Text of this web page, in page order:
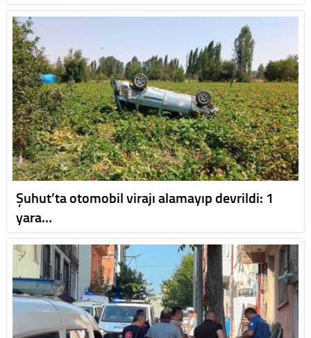
Şuhut’ta otomobil virajı alamayıp devrildi: 1
yara…